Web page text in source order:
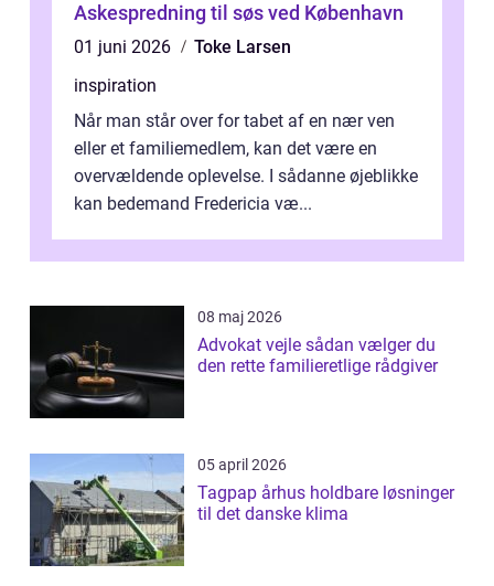
Askespredning til søs ved København
01 juni 2026
Toke Larsen
inspiration
Når man står over for tabet af en nær ven
eller et familiemedlem, kan det være en
overvældende oplevelse. I sådanne øjeblikke
kan bedemand Fredericia væ...
08 maj 2026
Advokat vejle sådan vælger du
den rette familieretlige rådgiver
05 april 2026
Tagpap århus holdbare løsninger
til det danske klima